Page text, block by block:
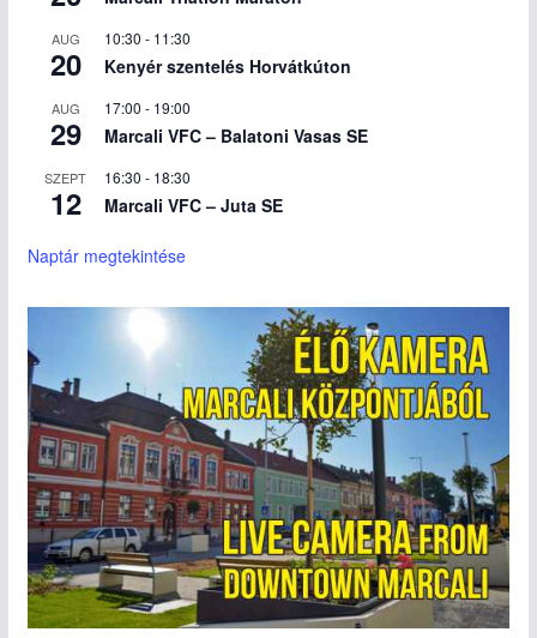
AUG
20
10:30 - 11:30
Kenyér szentelés Horvátkúton
AUG
29
17:00 - 19:00
Marcali VFC – Balatoni Vasas SE
SZEPT
12
16:30 - 18:30
Marcali VFC – Juta SE
Naptár megtekintése